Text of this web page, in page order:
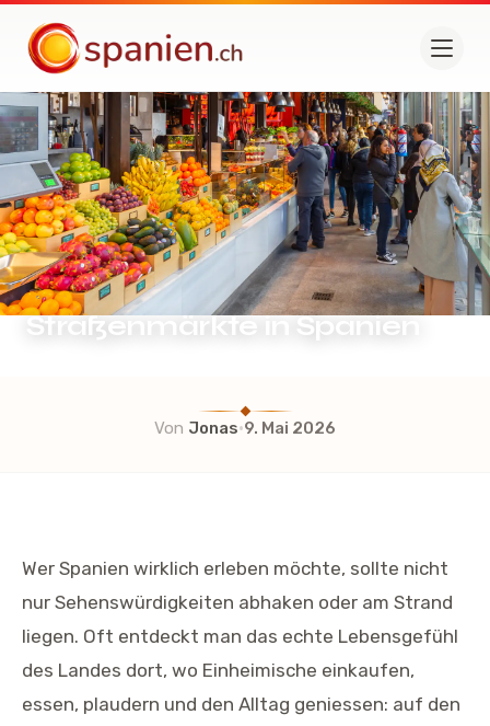
spanien.ch
Straßenmärkte in Spanien
Von Jonas·9. Mai 2026
Wer Spanien wirklich erleben möchte, sollte nicht
nur Sehenswürdigkeiten abhaken oder am Strand
liegen. Oft entdeckt man das echte Lebensgefühl
des Landes dort, wo Einheimische einkaufen,
essen, plaudern und den Alltag geniessen: auf den